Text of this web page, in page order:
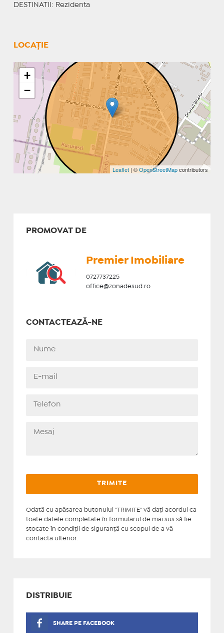
DESTINATII : Rezidenta
LOCAȚIE
+
−
Leaflet | ©OpenStreetMapcontributors
PROMOVAT DE
Premier Imobiliare
0727737225
office@zonadesud.ro
CONTACTEAZĂ-NE
Odată cu apăsarea butonului "TRIMITE" vă daţi acordul ca
toate datele completate în formularul de mai sus să fie
stocate în condiţii de siguranţă cu scopul de a vă
contacta ulterior.
DISTRIBUIE
SHARE PE FACEBOOK